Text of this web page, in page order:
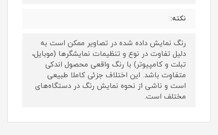
نکته:
رنگ نمایش داده‌ شده در تصاویر ممکن است به
دلیل تفاوت در نوع و تنظیمات نمایشگرها (موبایل،
تبلت و کامپیوتر) با رنگ واقعی محصول اندکی
متفاوت باشد. این اختلاف جزئی کاملا طبیعی
است و ناشی از نحوه نمایش رنگ در دستگاه‌های
مختلف است.